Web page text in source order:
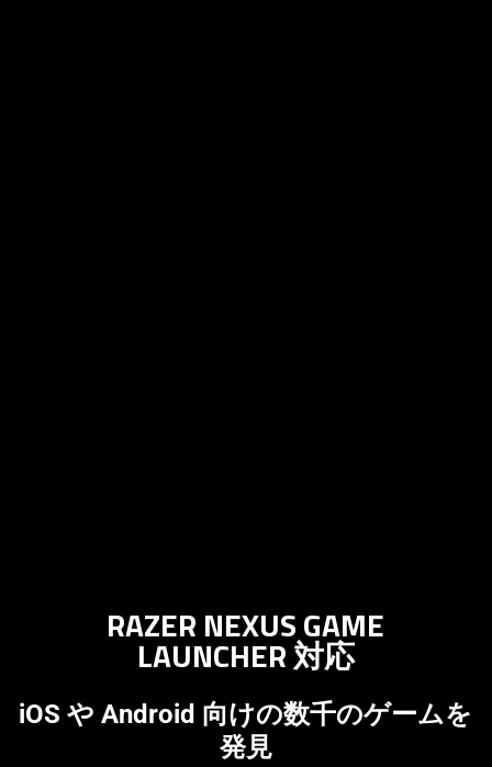
RAZER NEXUS GAME
LAUNCHER対応
iOS や Android 向けの数千のゲームを
発見